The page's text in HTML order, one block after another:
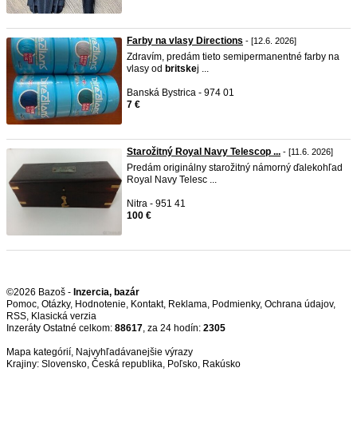
Farby na vlasy Directions - [12.6. 2026]
Zdravím, predám tieto semipermanentné farby na
vlasy od britskej ...
Banská Bystrica - 974 01
7 €
Starožitný Royal Navy Telescop ... - [11.6. 2026]
Predám originálny starožitný námorný ďalekohľad
Royal Navy Telesc ...
Nitra - 951 41
100 €
©2026 Bazoš - Inzercia, bazár
Pomoc, Otázky, Hodnotenie, Kontakt, Reklama, Podmienky, Ochrana údajov,
RSS,
Inzeráty Ostatné celkom: 88617, za 24 hodín: 2305
Mapa kategórií, Najvyhľadávanejšie výrazy
Krajiny: Slovensko, Česká republika, Poľsko, Rakúsko